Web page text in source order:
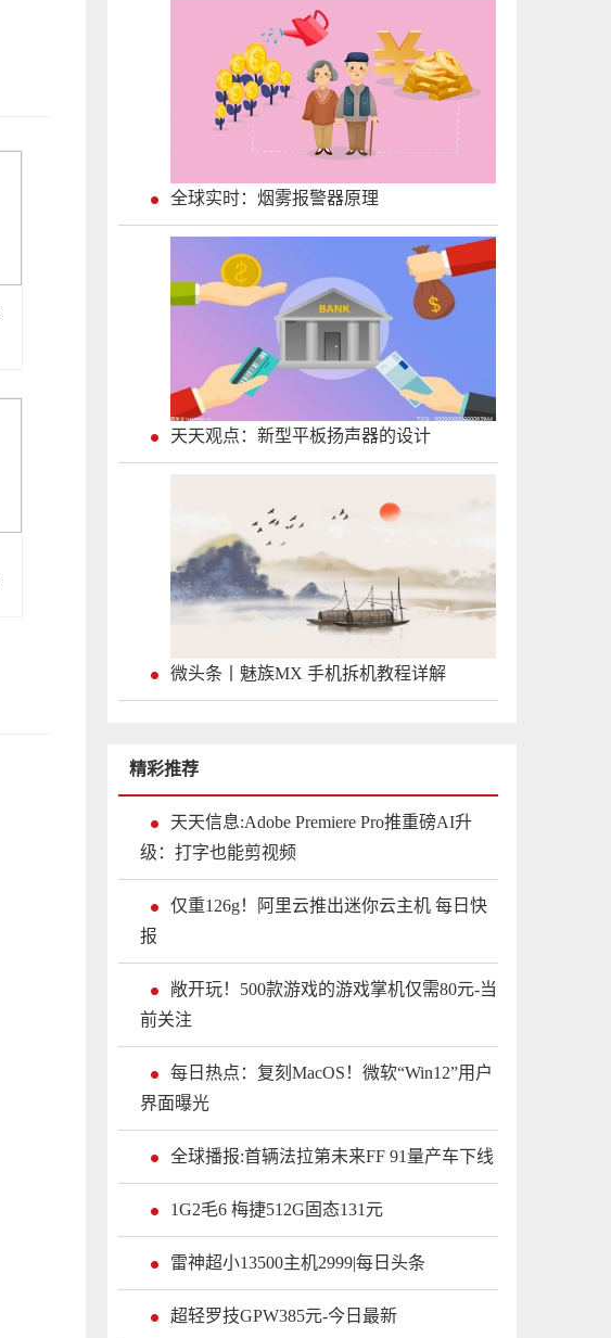
全球实时：烟雾报警器原理
天天观点：新型平板扬声器的设计
微头条丨魅族MX 手机拆机教程详解
精彩推荐
天天信息:Adobe Premiere Pro推重磅AI升
级：打字也能剪视频
仅重126g！阿里云推出迷你云主机 每日快
报
敞开玩！500款游戏的游戏掌机仅需80元-当
前关注
每日热点：复刻MacOS！微软“Win12”用户
界面曝光
全球播报:首辆法拉第未来FF 91量产车下线
1G2毛6 梅捷512G固态131元
雷神超小13500主机2999|每日头条
超轻罗技GPW385元-今日最新